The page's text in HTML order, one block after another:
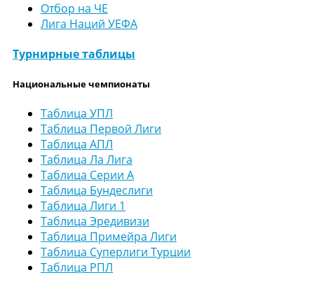
Отбор на ЧЕ
Лига Наций УЕФА
Турнирные таблицы
Национальные чемпионаты
Таблица УПЛ
Таблица Первой Лиги
Таблица АПЛ
Таблица Ла Лига
Таблица Серии А
Таблица Бундеслиги
Таблица Лиги 1
Таблица Эредивизи
Таблица Примейра Лиги
Таблица Суперлиги Турции
Таблица РПЛ